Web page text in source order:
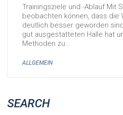
Trainingsziele und -Ablauf Mit
beobachten können, dass die
deutlich besser geworden
gut ausgestatteten Halle hat
Methoden zu…
ALLGEMEIN
SEARCH